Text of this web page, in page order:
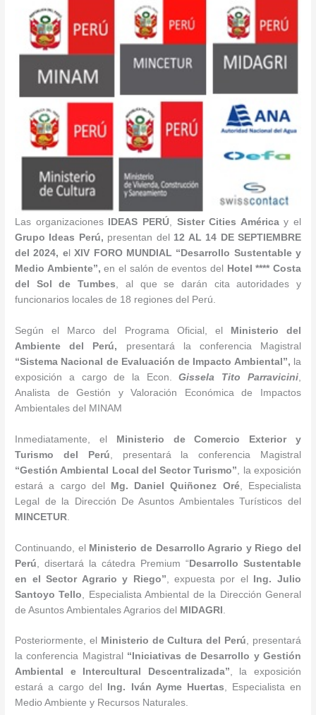
Las organizaciones IDEAS PERÚ, Sister Cities Américay el
Grupo Ideas Perú, presentan del 12 AL 14 DE SEPTIEMBRE
del 2024, elXIV FORO MUNDIAL “Desarrollo Sustentable y
Medio Ambiente”,en el salón de eventos del
Hotel **** Costa
del Sol de Tumbes , al que se darán cita autoridades y
funcionarios locales de 18 regiones del Perú.
Según el Marco del Programa Oficial, el
Ministerio del
Ambiente del Perú, presentará la conferencia Magistral
“Sistema Nacional de Evaluación de Impacto Ambiental”, la
exposición a cargo de la Econ.Gissela Tito Parravicini,
Analista de Gestión y Valoración Económica de Impactos
Ambientales del MINAM
Inmediatamente, el Ministerio de Comercio Exterior y
Turismo del Perú , presentará la conferencia Magistral
“Gestión Ambiental Local del Sector Turismo” , la exposición
estará a cargo del Mg. Daniel Quiñonez Oré, Especialista
Legal de la Dirección De Asuntos Ambientales Turísticos del
MINCETUR
Continuando, el Ministerio de Desarrollo Agrario y Riego del
Perú , disertará la cátedra Premium “Desarrollo Sustentable
en el Sector Agrario y Riego” , expuesta por el Ing. Julio
Santoyo Tello , Especialista Ambiental de la Dirección General
de Asuntos Ambientales Agrarios del MIDAGRI
Posteriormente, el Ministerio de Cultura del Perú, presentará
la conferencia Magistral “Iniciativas de Desarrollo y Gestión
Ambiental e Intercultural Descentralizada”, la exposición
estará a cargo del
Ing. Iván Ayme Huertas, Especialista en
Medio Ambiente y Recursos Naturales.